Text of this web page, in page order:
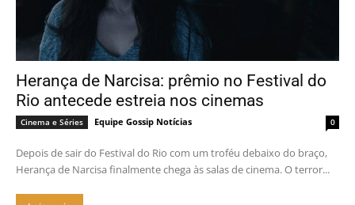
Herança de Narcisa: prêmio no Festival do
Rio antecede estreia nos cinemas
Cinema e Séries Equipe Gossip Notícias 0
Depois de sair do Festival do Rio com um troféu debaixo do braço,
Herança de Narcisa finalmente chega às salas de cinema. O terror...